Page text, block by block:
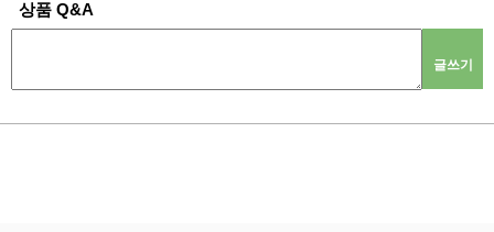
상품 Q&A
글쓰기